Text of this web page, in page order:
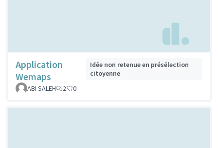
Application
Wemaps
Idée non retenue en présélection
citoyenne
ABI SALEH
2 0